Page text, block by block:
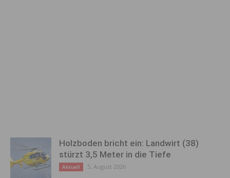
Holzboden bricht ein: Landwirt (38)
stürzt 3,5 Meter in die Tiefe
Aktuell 5. August 2026